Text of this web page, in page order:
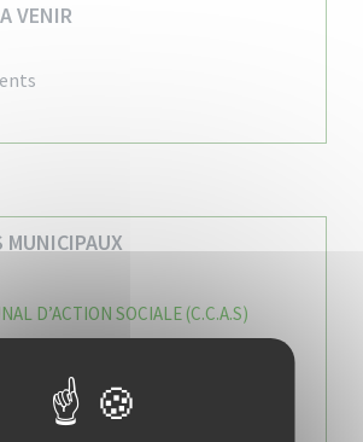
VENIR
MUNICIPAUX
D’ACTION SOCIALE (C.C.A.S)
TECHNIQUES